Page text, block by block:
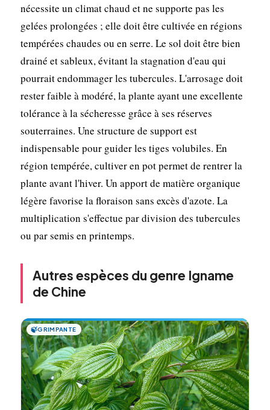
nécessite un climat chaud et ne supporte pas les
gelées prolongées ; elle doit être cultivée en régions
tempérées chaudes ou en serre. Le sol doit être bien
drainé et sableux, évitant la stagnation d'eau qui
pourrait endommager les tubercules. L'arrosage doit
rester faible à modéré, la plante ayant une excellente
tolérance à la sécheresse grâce à ses réserves
souterraines. Une structure de support est
indispensable pour guider les tiges volubiles. En
région tempérée, cultiver en pot permet de rentrer la
plante avant l'hiver. Un apport de matière organique
légère favorise la floraison sans excès d'azote. La
multiplication s'effectue par division des tubercules
ou par semis en printemps.
Autres espèces du genre Igname
de Chine
🍃GRIMPANTE